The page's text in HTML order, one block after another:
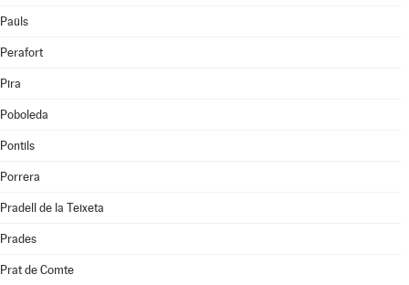
Paüls
Perafort
Pira
Poboleda
Pontils
Porrera
Pradell de la Teixeta
Prades
Prat de Comte